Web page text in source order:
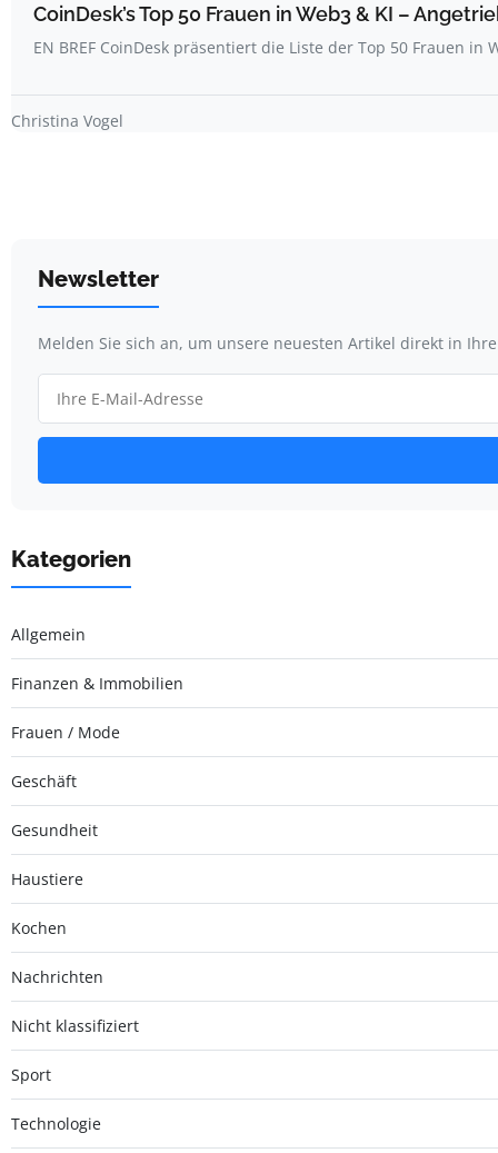
CoinDesk’s Top 50 Frauen in Web3 & KI –
EN BREF CoinDesk präsentiert die Liste der Top 50 Frauen in
Christina Vogel
Newsletter
Melden Sie sich an, um unsere neuesten Artikel direkt in
Kategorien
Allgemein
Finanzen & Immobilien
Frauen / Mode
Geschäft
Gesundheit
Haustiere
Kochen
Nachrichten
Nicht klassifiziert
Sport
Technologie